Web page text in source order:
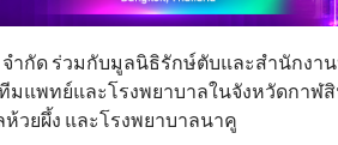
จำกัด ร่วมกับมูลนิธิรักษ์ตับและสำนักงา
แพทย์และโรงพยาบาลในจังหวัดกาฬสิ
วยผึ้ง และโรงพยาบาลนาคู